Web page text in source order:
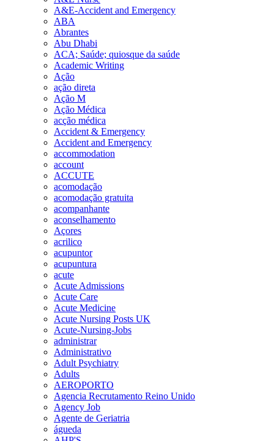
A&E-Accident and Emergency
ABA
Abrantes
Abu Dhabi
ACA; Saúde; quiosque da saúde
Academic Writing
Ação
ação direta
Ação M
Ação Médica
acção médica
Accident & Emergency
Accident and Emergency
accommodation
account
ACCUTE
acomodação
acomodação gratuita
acompanhante
aconselhamento
Açores
acrilico
acupuntor
acupuntura
acute
Acute Admissions
Acute Care
Acute Medicine
Acute Nursing Posts UK
Acute-Nursing-Jobs
administrar
Administrativo
Adult Psychiatry
Adults
AEROPORTO
Agencia Recrutamento Reino Unido
Agency Job
Agente de Geriatria
águeda